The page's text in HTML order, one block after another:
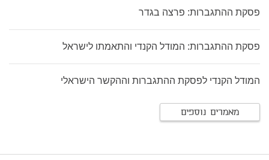
פסקת ההתגברות: פרצה בגדר
פסקת ההתגברות: המודל הקנדי והתאמתו לישראל
המודל הקנדי לפסקת ההתגברות וההקשר הישראלי
מאמרים נוספים